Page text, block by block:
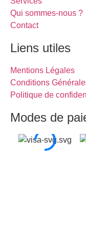
Qui sommes-nous ?
Contact
Liens utiles
Mentions Légales
Conditions
Politique de
Modes de